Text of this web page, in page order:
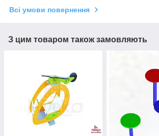
Всі умови повернення
З цим товаром також замовляють